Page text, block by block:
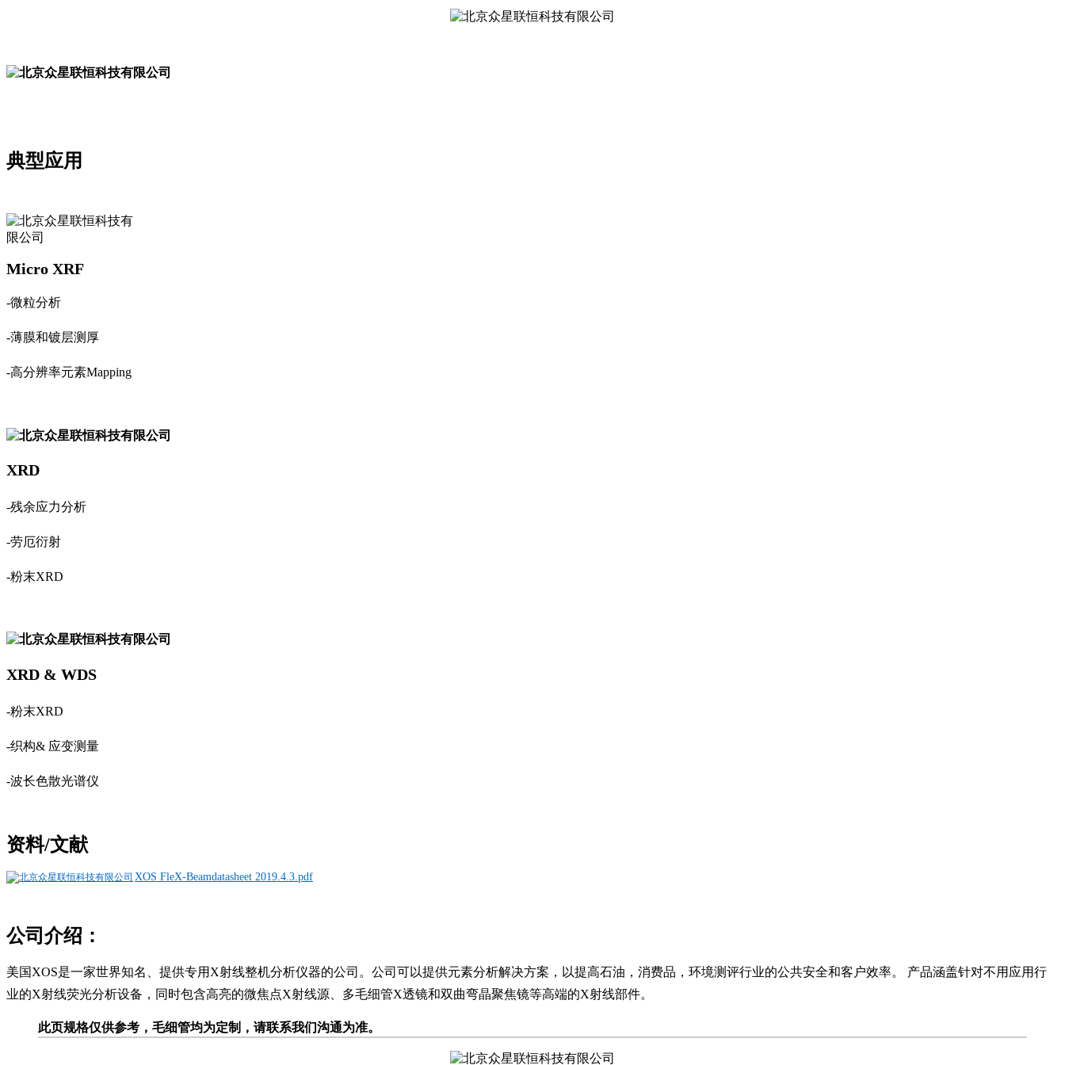
典型应用
Micro XRF
-微粒分析
-薄膜和镀层测厚
-高分辨率元素Mapping
XRD
-残余应力分析
-劳厄衍射
-粉末XRD
XRD & WDS
-粉末XRD
-织构& 应变测量
-波长色散光谱仪
资料/文献
XOS FleX-Beamdatasheet 2019.4.3.pdf
公司介绍：
美国XOS是一家世界知名、提供专用X射线整机分析仪器的公司。公司可以提供元素分析解决方案，以提高石油，消费品，环境测评行业的公共安全和客户效率。 产品涵盖针对不用应用行
业的X射线荧光分析设备，同时包含高亮的微焦点X射线源、多毛细管X透镜和双曲弯晶聚焦镜等高端的X射线部件。
此页规格仅供参考，毛细管均为定制，请联系我们沟通为准。